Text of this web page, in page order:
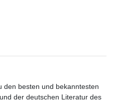
den besten und bekanntesten
der deutschen Literatur des